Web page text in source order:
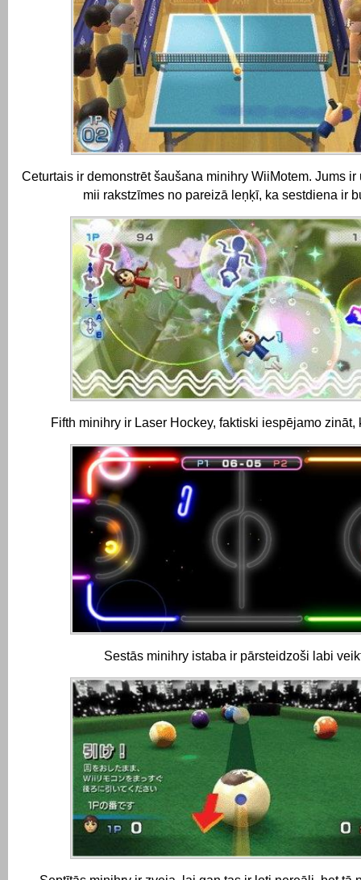
Ceturtais ir demonstrēt šaušana minihry WiiMotem. Jums ir
mii rakstzīmes no pareizā leņķī, ka sestdiena ir
Fifth minihry ir Laser Hockey, faktiski iespējamo zināt,
Sestās minihry istaba ir pārsteidzoši labi